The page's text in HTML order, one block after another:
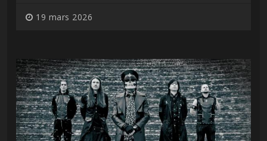
19 mars 2026